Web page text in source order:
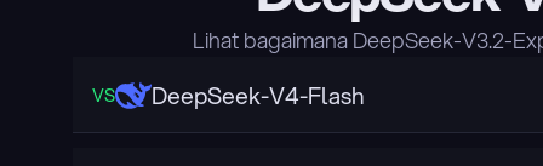
Lihat bagaimana DeepSeek-V3.2-
VS DeepSeek-V4-Flash